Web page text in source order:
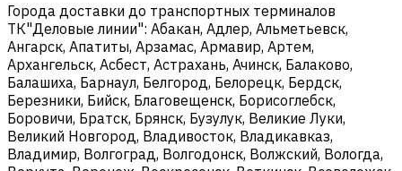
Города доставки до транспортных терминалов
ТК"Деловые линии": Абакан, Адлер, Альметьевск,
Ангарск, Апатиты, Арзамас, Армавир, Артем,
Архангельск, Асбест, Астрахань, Ачинск, Балаково,
Балашиха, Барнаул, Белгород, Белорецк, Бердск,
Березники, Бийск, Благовещенск, Борисоглебск,
Боровичи, Братск, Брянск, Бузулук, Великие Луки,
Великий Новгород, Владивосток, Владикавказ,
Владимир, Волгоград, Волгодонск, Волжский, Вологда,